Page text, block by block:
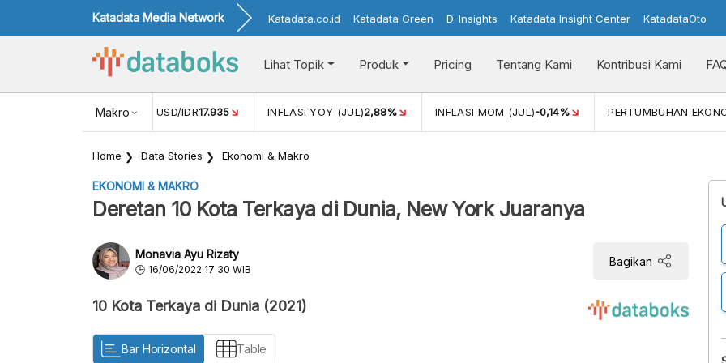
Katadata Media Network Katadata.co.id Katadata Green D-Insights Katadata Insight Center KatadataOto
Lihat Topik Produk Pricing Tentang Kami Kontribusi Kami
Makro
NILAI TUKAR USD/IDR17.935 INFLASI YOY (JUL)2,88% INFLASI MOM (JUL)-0,14% PERTUMBUHAN
Home Data Stories Ekonomi & Makro
EKONOMI & MAKRO
Deretan 10 Kota Terkaya di Dunia, New York Juaranya
Monavia Ayu Rizaty
16/06/2022 17:30 WIB
Bagikan
10 Kota Terkaya di Dunia (2021)
Bar Horizontal Table